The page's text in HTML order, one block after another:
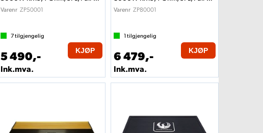
Varenr ZP50001
7tilgjengelig
5 490,-
Ink.mva.
KJØP
Varenr ZP80001
1tilgjengelig
6 479,-
Ink.mva.
KJØP